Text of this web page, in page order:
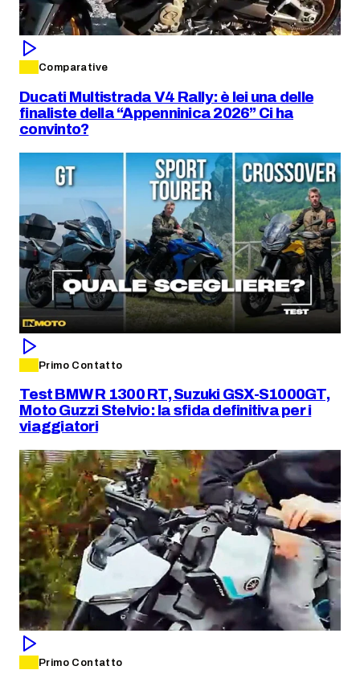
Comparative
Ducati Multistrada V4 Rally: è lei una delle
finaliste della “Appenninica 2026” Ci ha
convinto?
Primo Contatto
Test BMW R 1300 RT, Suzuki GSX-S1000GT,
Moto Guzzi Stelvio: la sfida definitiva per i
viaggiatori
Primo Contatto